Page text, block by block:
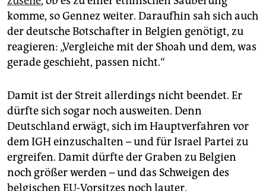
komme, so Gennez weiter. Daraufhin sah sich auch
der deutsche Botschafter in Belgien genötigt, zu
reagieren: „Vergleiche mit der Shoah und dem, was
gerade geschieht, passen nicht.“
Damit ist der Streit allerdings nicht beendet. Er
dürfte sich sogar noch ausweiten. Denn
Deutschland erwägt, sich im Hauptverfahren vor
dem IGH einzuschalten – und für Israel Partei zu
ergreifen. Damit dürfte der Graben zu Belgien
noch größer werden – und das Schweigen des
belgischen EU-Vorsitzes noch lauter.